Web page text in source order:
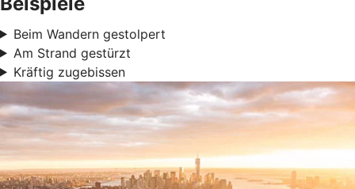
Beim Wandern gestolpert
Am Strand gestürzt
Kräftig zugebissen